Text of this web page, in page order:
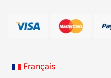
Français